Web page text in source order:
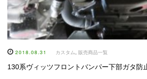
2018.08.31 カスタム, 販売商品一覧
130系ヴィッツフロントバンパー下部ガタ防